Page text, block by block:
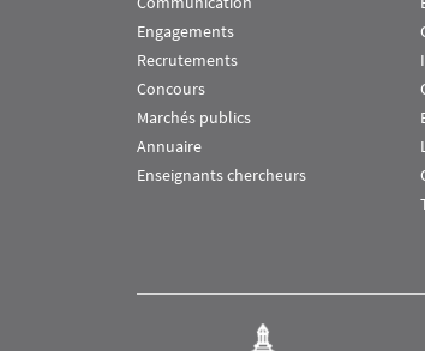
Engagements
Recrutements
Concours
Marchés publics
Annuaire
Enseignants chercheurs